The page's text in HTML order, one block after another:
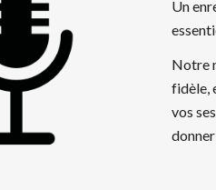
Un
Notre
fidèle,
vos